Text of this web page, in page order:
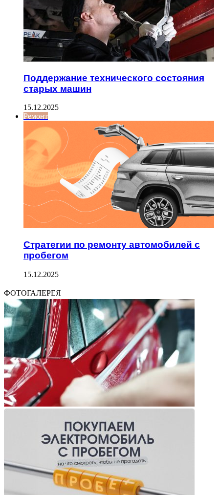
Поддержание технического состояния
старых машин
15.12.2025
Ремонт
Стратегии по ремонту автомобилей с
пробегом
15.12.2025
ФОТОГАЛЕРЕЯ